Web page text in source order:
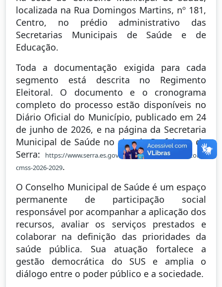
localizada na Rua Domingos Martins, nº 181,
Centro, no prédio administrativo das
Secretarias Municipais de Saúde e de
Educação.
Toda a documentação exigida para cada
segmento está descrita no Regimento
Eleitoral. O documento e o cronograma
completo do processo estão disponíveis no
Diário Oficial do Município, publicado em 24
de junho de 2026, e na página da Secretaria
Municipal de Saúde no site da Prefeitura da
Serra:
https://www.serra.es.gov.br/pagina/processo-eleitoral-
cmss-2026-2029.
O Conselho Municipal de Saúde é um espaço
permanente de participação social
responsável por acompanhar a aplicação dos
recursos, avaliar os serviços prestados e
colaborar na definição das prioridades da
saúde pública. Sua atuação fortalece a
gestão democrática do SUS e amplia o
diálogo entre o poder público e a sociedade.